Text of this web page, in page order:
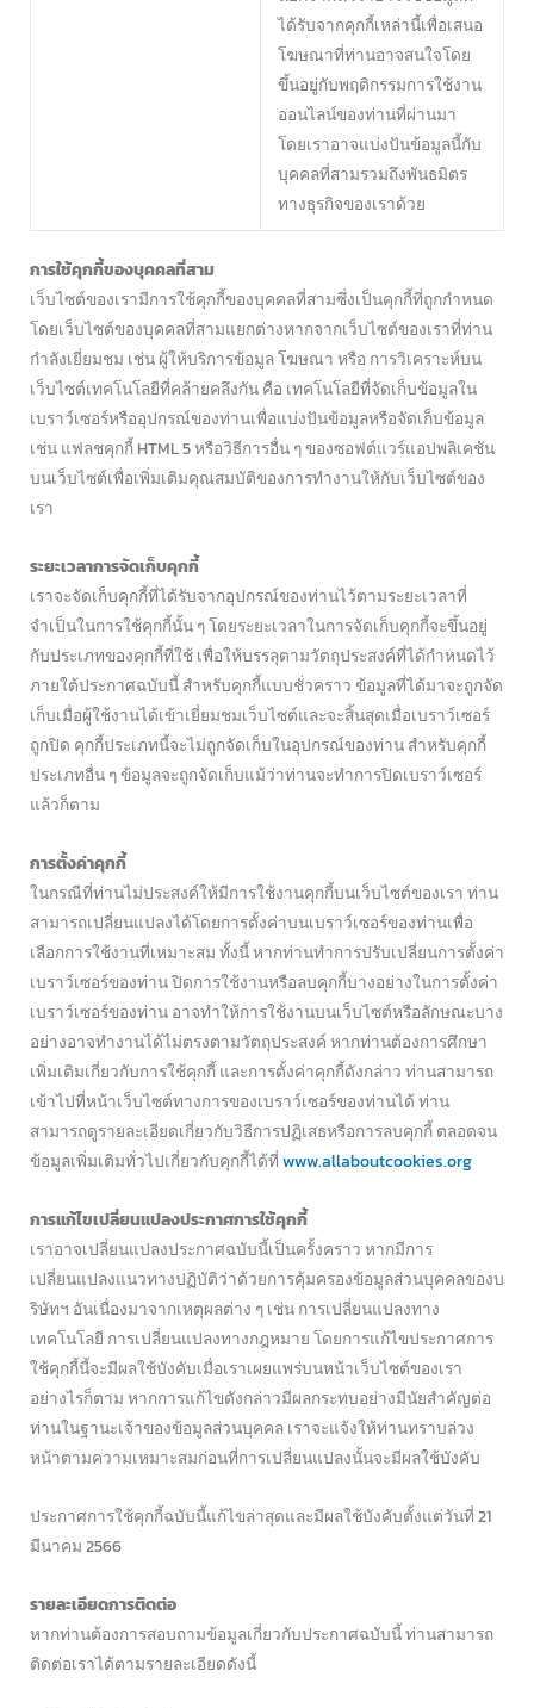
ได้รับจากคุกกี้เหล่านี้เพื่อเสนอ
โฆษณาที่ท่านอาจสนใจโดย
ขึ้นอยู่กับพฤติกรรมการใช้งาน
ออนไลน์ของท่านที่ผ่านมา
โดยเราอาจแบ่งปันข้อมูลนี้กับ
บุคคลที่สามรวมถึงพันธมิตร
ทางธุรกิจของเราด้วย
การใช้คุกกี้ของบุคคลที่สาม
เว็บไซต์ของเรามีการใช้คุกกี้ของบุคคลที่สามซึ่งเป็นคุกกี้ที่ถูกกำหนด
โดยเว็บไซต์ของบุคคลที่สามแยกต่างหากจากเว็บไซต์ของเราที่ท่าน
กำลังเยี่ยมชม เช่น ผู้ให้บริการข้อมูล โฆษณา หรือ การวิเคราะห์บน
เว็บไซต์เทคโนโลยีที่คล้ายคลึงกัน คือ เทคโนโลยีที่จัดเก็บข้อมูลใน
เบราว์เซอร์หรืออุปกรณ์ของท่านเพื่อแบ่งปันข้อมูลหรือจัดเก็บข้อมูล
เช่น แฟลชคุกกี้ HTML 5 หรือวิธีการอื่น ๆ ของซอฟต์แวร์แอปพลิเคชัน
บนเว็บไซต์เพื่อเพิ่มเติมคุณสมบัติของการทำงานให้กับเว็บไซต์ของ
เรา
ระยะเวลาการจัดเก็บคุกกี้
เราจะจัดเก็บคุกกี้ที่ได้รับจากอุปกรณ์ของท่านไว้ตามระยะเวลาที่
จำเป็นในการใช้คุกกี้นั้น ๆ โดยระยะเวลาในการจัดเก็บคุกกี้จะขึ้นอยู่
กับประเภทของคุกกี้ที่ใช้ เพื่อให้บรรลุตามวัตถุประสงค์ที่ได้กำหนดไว้
ภายใต้ประกาศฉบับนี้ สำหรับคุกกี้แบบชั่วคราว ข้อมูลที่ได้มาจะถูกจัด
เก็บเมื่อผู้ใช้งานได้เข้าเยี่ยมชมเว็บไซต์และจะสิ้นสุดเมื่อเบราว์เซอร์
ถูกปิด คุกกี้ประเภทนี้จะไม่ถูกจัดเก็บในอุปกรณ์ของท่าน สำหรับคุกกี้
ประเภทอื่น ๆ ข้อมูลจะถูกจัดเก็บแม้ว่าท่านจะทำการปิดเบราว์เซอร์
แล้วก็ตาม
การตั้งค่าคุกกี้
ในกรณีที่ท่านไม่ประสงค์ให้มีการใช้งานคุกกี้บนเว็บไซต์ของเรา ท่าน
สามารถเปลี่ยนแปลงได้โดยการตั้งค่าบนเบราว์เซอร์ของท่านเพื่อ
เลือกการใช้งานที่เหมาะสม ทั้งนี้ หากท่านทำการปรับเปลี่ยนการตั้งค่า
เบราว์เซอร์ของท่าน ปิดการใช้งานหรือลบคุกกี้บางอย่างในการตั้งค่า
เบราว์เซอร์ของท่าน อาจทำให้การใช้งานบนเว็บไซต์หรือลักษณะบาง
อย่างอาจทำงานได้ไม่ตรงตามวัตถุประสงค์ หากท่านต้องการศึกษา
เพิ่มเติมเกี่ยวกับการใช้คุกกี้ และการตั้งค่าคุกกี้ดังกล่าว ท่านสามารถ
เข้าไปที่หน้าเว็บไซต์ทางการของเบราว์เซอร์ของท่านได้ ท่าน
สามารถดูรายละเอียดเกี่ยวกับวิธีการปฏิเสธหรือการลบคุกกี้ ตลอดจน
ข้อมูลเพิ่มเติมทั่วไปเกี่ยวกับคุกกี้ได้ที่ www.allaboutcookies.org
การแก้ไขเปลี่ยนแปลงประกาศการใช้คุกกี้
เราอาจเปลี่ยนแปลงประกาศฉบับนี้เป็นครั้งคราว หากมีการ
เปลี่ยนแปลงแนวทางปฏิบัติว่าด้วยการคุ้มครองข้อมูลส่วนบุคคลของบ
ริษัทฯ อันเนื่องมาจากเหตุผลต่าง ๆ เช่น การเปลี่ยนแปลงทาง
เทคโนโลยี การเปลี่ยนแปลงทางกฎหมาย โดยการแก้ไขประกาศการ
ใช้คุกกี้นี้จะมีผลใช้บังคับเมื่อเราเผยแพร่บนหน้าเว็บไซต์ของเรา
อย่างไรก็ตาม หากการแก้ไขดังกล่าวมีผลกระทบอย่างมีนัยสำคัญต่อ
ท่านในฐานะเจ้าของข้อมูลส่วนบุคคล เราจะแจ้งให้ท่านทราบล่วง
หน้าตามความเหมาะสมก่อนที่การเปลี่ยนแปลงนั้นจะมีผลใช้บังคับ
ประกาศการใช้คุกกี้ฉบับนี้แก้ไขล่าสุดและมีผลใช้บังคับตั้งแต่วันที่ 21
มีนาคม 2566
รายละเอียดการติดต่อ
หากท่านต้องการสอบถามข้อมูลเกี่ยวกับประกาศฉบับนี้ ท่านสามารถ
ติดต่อเราได้ตามรายละเอียดดังนี้